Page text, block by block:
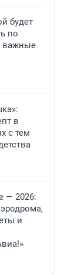
будет
по
важные
в
с тем
— 2026:
и